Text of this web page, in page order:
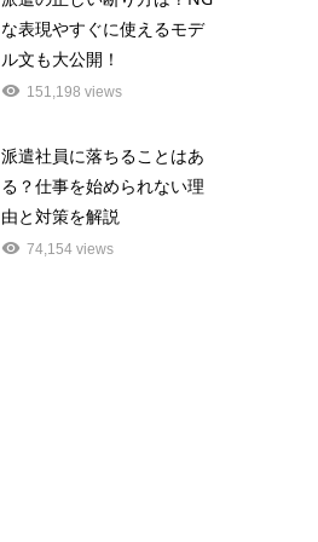
な表現やすぐに使えるモデ
ル文も大公開！
151,198 views
派遣社員に落ちることはあ
る？仕事を始められない理
由と対策を解説
74,154 views